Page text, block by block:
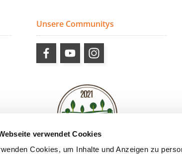
verwendet Cookies
Cookies, um Inhalte und Anzeigen zu
Unsere Communitys